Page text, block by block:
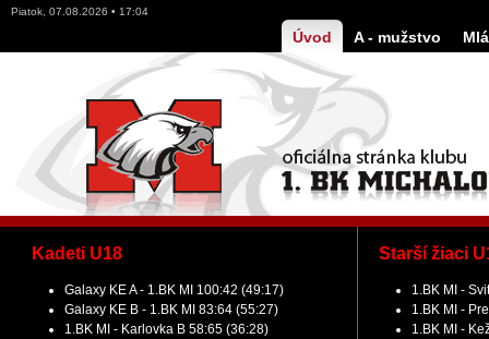
Piatok, 07.08.2026 • 17:04
Úvod A - mužstvo
Kadeti U18
Galaxy KE A - 1.BK MI 100:42 (49:17)
Galaxy KE B - 1.BK MI 83:64 (55:27)
1.BK MI - Karlovka B 58:65 (36:28)
Starší žiaci
1.BK MI -
1.BK MI -
1.BK MI -